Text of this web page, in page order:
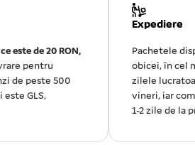
este de 20 RON,
pentru
de peste 500
GLS,
Expediere
Pachetele
obicei, în cel
zilele
vineri, iar
1-2 zile de la